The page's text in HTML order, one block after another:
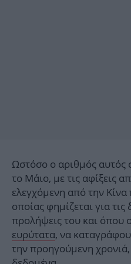
Ωστόσο ο αριθμός αυτός
το Μάιο, με τις αφίξεις
ελεγχόμενη από την
οποίας φημίζεται για τις
προλήψεις του και όπου ο
ευρύτατα, να
την προηγούμενη